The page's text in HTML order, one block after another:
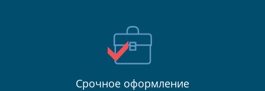
Срочное оформление